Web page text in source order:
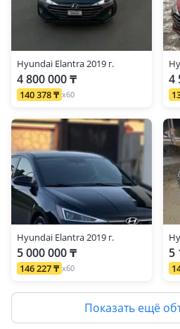
Hyundai Elantra 2019 г.
4 800 000 ₸
140 378 ₸ x60
4
Hyundai Elantra 2019 г.
5 000 000 ₸
146 227 ₸ x60
5
Показать ещё